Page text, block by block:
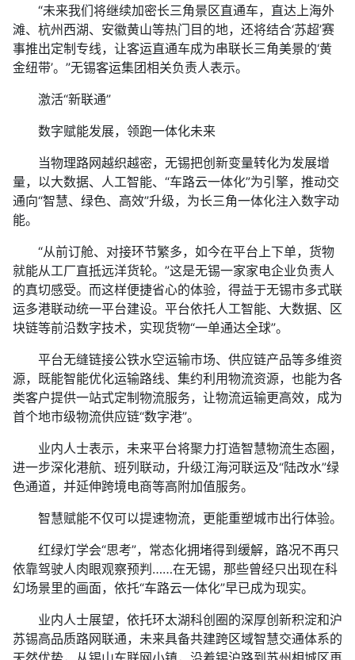
“未来我们将继续加密长三角景区直通车，直达上海外
滩、杭州西湖、安徽黄山等热门目的地，还将结合‘苏超’赛
事推出定制专线，让客运直通车成为串联长三角美景的‘黄
金纽带’。”无锡客运集团相关负责人表示。
激活“新联通”
数字赋能发展，领跑一体化未来
当物理路网越织越密，无锡把创新变量转化为发展增
量，以大数据、人工智能、“车路云一体化”为引擎，推动交
通向“智慧、绿色、高效”升级，为长三角一体化注入数字动
能。
“从前订舱、对接环节繁多，如今在平台上下单，货物
就能从工厂直抵远洋货轮。”这是无锡一家家电企业负责人
的真切感受。而这样便捷省心的体验，得益于无锡市多式联
运多港联动统一平台建设。平台依托人工智能、大数据、区
块链等前沿数字技术，实现货物“一单通达全球”。
平台无缝链接公铁水空运输市场、供应链产品等多维资
源，既能智能优化运输路线、集约利用物流资源，也能为各
类客户提供一站式定制物流服务，让物流运输更高效，成为
首个地市级物流供应链“数字港”。
业内人士表示，未来平台将聚力打造智慧物流生态圈，
进一步深化港航、班列联动，升级江海河联运及“陆改水”绿
色通道，并延伸跨境电商等高附加值服务。
智慧赋能不仅可以提速物流，更能重塑城市出行体验。
红绿灯学会“思考”，常态化拥堵得到缓解，路况不再只
依靠驾驶人肉眼观察预判……在无锡，那些曾经只出现在科
幻场景里的画面，依托“车路云一体化”早已成为现实。
业内人士展望，依托环太湖科创圈的深厚创新积淀和沪
苏锡高品质路网联通，未来具备共建跨区域智慧交通体系的